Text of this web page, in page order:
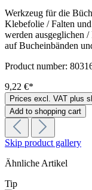
Werkzeug für die
Klebefolie / Falten
werden ausgeglichen
auf Bucheinbänden
Product number:
9,22 €*
Prices excl. VAT plus
Add to shopping cart
Skip product gallery
Ähnliche Artikel
Tip